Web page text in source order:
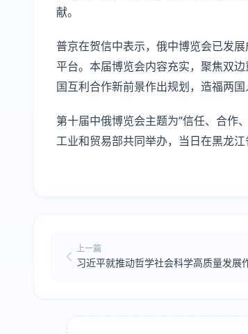
献。
普京在贺信中表示，俄中博览会已发
平台。本届博览会内容充实，聚焦双
国互利合作新前景作出规划，造福两国
第十届中俄博览会主题为“信任、合作
工业和贸易部共同举办，当日在黑龙江
上一篇
习近平就推动哲学社会科学高质量发展